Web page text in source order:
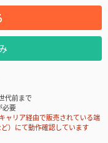
代前まで
必要
リア経由で販売されている端
）にて動作確認しています